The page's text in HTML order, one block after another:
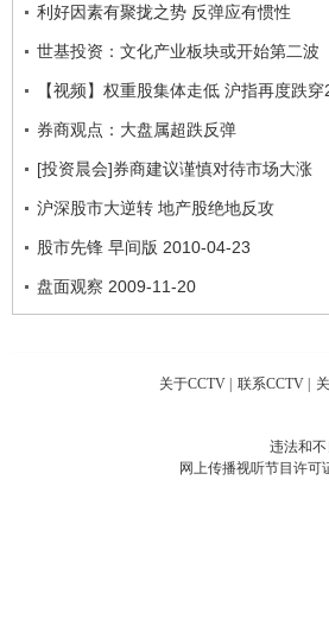
利好因素有聚拢之势 反弹应有惯性
世基投资：文化产业板块或开始第二波
【视频】权重股集体走低 沪指再度跌
券商观点：大盘属超跌反弹
[投资晨会]券商建议谨慎对待市场大涨
沪深股市大逆转 地产股绝地反攻
股市先锋 早间版 2010-04-23
盘面观察 2009-11-20
关于CCTV | 联系CCTV |
违法和
网上传播视听节目许可